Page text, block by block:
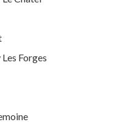
Forges